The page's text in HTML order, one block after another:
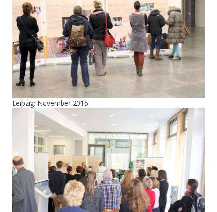
Leipzig: November 2015